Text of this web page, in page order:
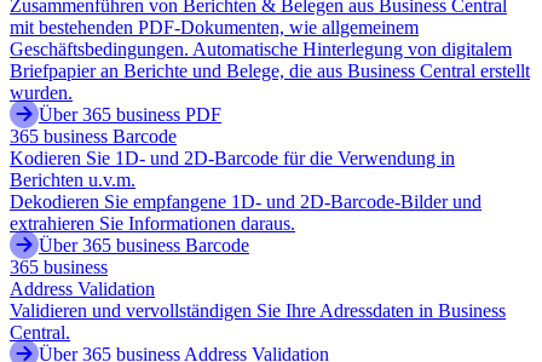
Zusammenführen von Berichten & Belegen aus Business Central
mit bestehenden PDF-Dokumenten, wie allgemeinem
Geschäftsbedingungen. Automatische Hinterlegung von digitalem
Briefpapier an Berichte und Belege, die aus Business Central erstellt
wurden.
Über 365 business PDF
365 business Barcode
Kodieren Sie 1D- und 2D-Barcode für die Verwendung in
Berichten u.v.m.
Dekodieren Sie empfangene 1D- und 2D-Barcode-Bilder und
extrahieren Sie Informationen daraus.
Über 365 business Barcode
365 business
Address Validation
Validieren und vervollständigen Sie Ihre Adressdaten in Business
Central.
Über 365 business Address Validation